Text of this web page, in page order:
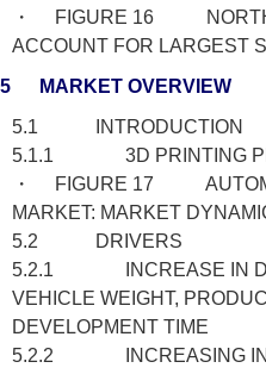
・ FIGURE 16 NORTH
ACCOUNT FOR LARGEST
5 MARKET OVERVIEW
5.1 INTRODUCTION
5.1.1 3D PRINTING
・ FIGURE 17
MARKET: MARKET
5.2 DRIVERS
5.2.1 INCREASE IN
VEHICLE WEIGHT,
DEVELOPMENT TIME
5.2.2 INCREASING